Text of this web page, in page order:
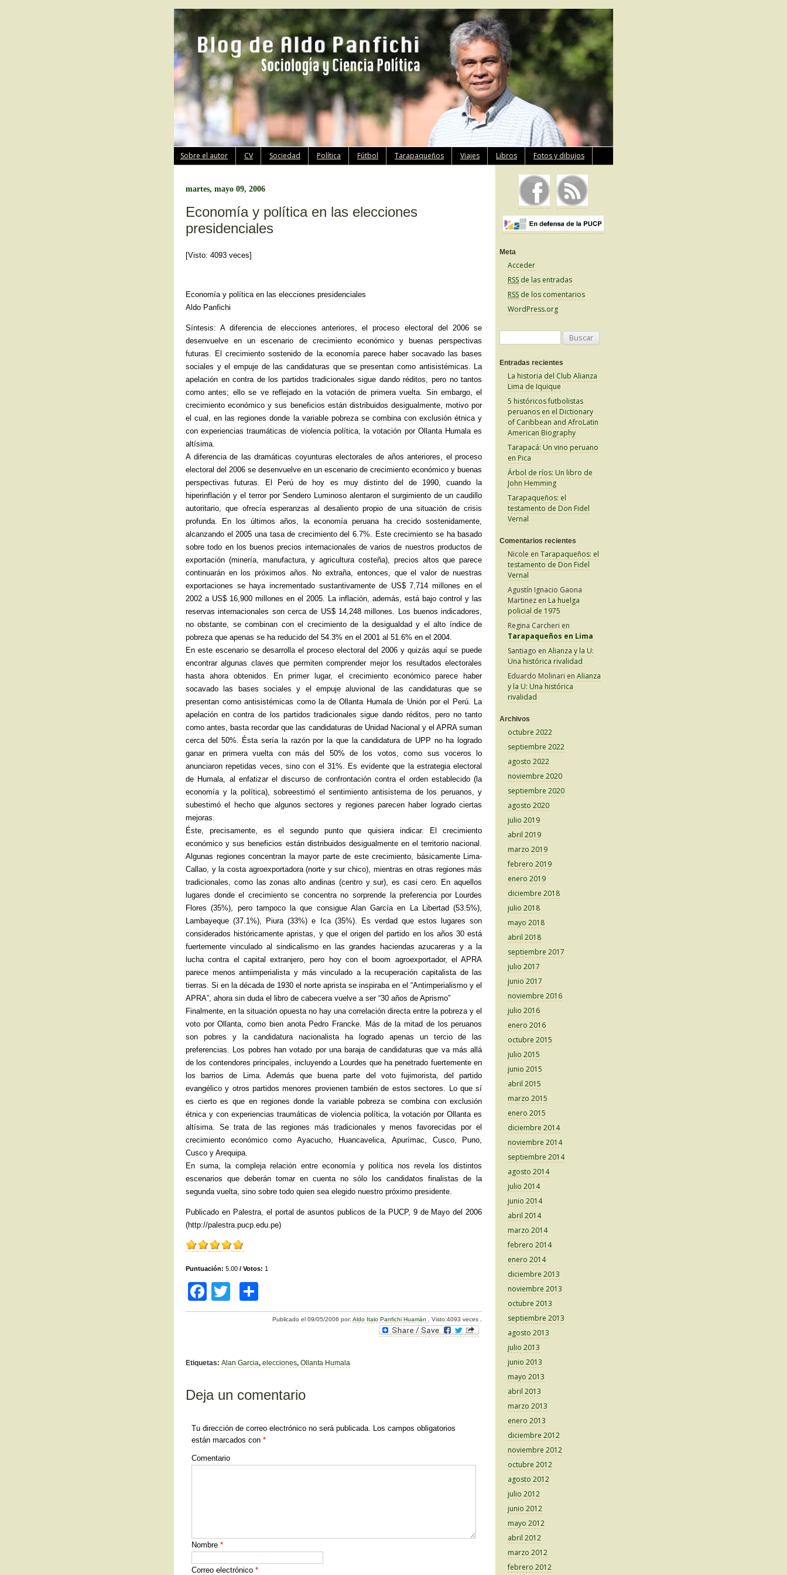
Ir
al
contenido
Sobre el autor CV Sociedad Política Fútbol Tarapaqueños Viajes Libros Fotos y dibujos
martes, mayo 09, 2006
Economía y política en las elecciones
presidenciales
[Visto: 4093 veces]
Economía y política en las elecciones presidenciales
Aldo Panfichi
Síntesis: A diferencia de elecciones anteriores, el proceso electoral del 2006 se
desenvuelve en un escenario de crecimiento económico y buenas perspectivas
futuras. El crecimiento sostenido de la economía parece haber socavado las bases
sociales y el empuje de las candidaturas que se presentan como antisistémicas. La
apelación en contra de los partidos tradicionales sigue dando réditos, pero no tantos
como antes; ello se ve reflejado en la votación de primera vuelta. Sin embargo, el
crecimiento económico y sus beneficios están distribuidos desigualmente, motivo por
el cual, en las regiones donde la variable pobreza se combina con exclusión étnica y
con experiencias traumáticas de violencia política, la votación por Ollanta Humala es
altísima.
A diferencia de las dramáticas coyunturas electorales de años anteriores, el proceso
electoral del 2006 se desenvuelve en un escenario de crecimiento económico y buenas
perspectivas futuras. El Perú de hoy es muy distinto del de 1990, cuando la
hiperinflación y el terror por Sendero Luminoso alentaron el surgimiento de un caudillo
autoritario, que ofrecía esperanzas al desaliento propio de una situación de crisis
profunda. En los últimos años, la economía peruana ha crecido sostenidamente,
alcanzando el 2005 una tasa de crecimiento del 6.7%. Este crecimiento se ha basado
sobre todo en los buenos precios internacionales de varios de nuestros productos de
exportación (minería, manufactura, y agricultura costeña), precios altos que parece
continuarán en los próximos años. No extraña, entonces, que el valor de nuestras
exportaciones se haya incrementado sustantivamente de US$ 7,714 millones en el
2002 a US$ 16,900 millones en el 2005. La inflación, además, está bajo control y las
reservas internacionales son cerca de US$ 14,248 millones. Los buenos indicadores,
no obstante, se combinan con el crecimiento de la desigualdad y el alto índice de
pobreza que apenas se ha reducido del 54.3% en el 2001 al 51.6% en el 2004.
En este escenario se desarrolla el proceso electoral del 2006 y quizás aquí se puede
encontrar algunas claves que permiten comprender mejor los resultados electorales
hasta ahora obtenidos. En primer lugar, el crecimiento económico parece haber
socavado las bases sociales y el empuje aluvional de las candidaturas que se
presentan como antisistémicas como la de Ollanta Humala de Unión por el Perú. La
apelación en contra de los partidos tradicionales sigue dando réditos, pero no tanto
como antes, basta recordar que las candidaturas de Unidad Nacional y el APRA suman
cerca del 50%. Ésta sería la razón por la que la candidatura de UPP no ha logrado
ganar en primera vuelta con más del 50% de los votos, como sus voceros lo
anunciaron repetidas veces, sino con el 31%. Es evidente que la estrategia electoral
de Humala, al enfatizar el discurso de confrontación contra el orden establecido (la
economía y la política), sobreestimó el sentimiento antisistema de los peruanos, y
subestimó el hecho que algunos sectores y regiones parecen haber logrado ciertas
mejoras.
Éste, precisamente, es el segundo punto que quisiera indicar. El crecimiento
económico y sus beneficios están distribuidos desigualmente en el territorio nacional.
Algunas regiones concentran la mayor parte de este crecimiento, básicamente Lima-
Callao, y la costa agroexportadora (norte y sur chico), mientras en otras regiones más
tradicionales, como las zonas alto andinas (centro y sur), es casi cero. En aquellos
lugares donde el crecimiento se concentra no sorprende la preferencia por Lourdes
Flores (35%), pero tampoco la que consigue Alan García en La Libertad (53.5%),
Lambayeque (37.1%), Piura (33%) e Ica (35%). Es verdad que estos lugares son
considerados históricamente apristas, y que el origen del partido en los años 30 está
fuertemente vinculado al sindicalismo en las grandes haciendas azucareras y a la
lucha contra el capital extranjero, pero hoy con el boom agroexportador, el APRA
parece menos antiimperialista y más vinculado a la recuperación capitalista de las
tierras. Si en la década de 1930 el norte aprista se inspiraba en el “Antimperialismo y el
APRA”, ahora sin duda el libro de cabecera vuelve a ser “30 años de Aprismo”
Finalmente, en la situación opuesta no hay una correlación directa entre la pobreza y el
voto por Ollanta, como bien anota Pedro Francke. Más de la mitad de los peruanos
son pobres y la candidatura nacionalista ha logrado apenas un tercio de las
preferencias. Los pobres han votado por una baraja de candidaturas que va más allá
de los contendores principales, incluyendo a Lourdes que ha penetrado fuertemente en
los barrios de Lima. Además que buena parte del voto fujimorista, del partido
evangélico y otros partidos menores provienen también de estos sectores. Lo que sí
es cierto es que en regiones donde la variable pobreza se combina con exclusión
étnica y con experiencias traumáticas de violencia política, la votación por Ollanta es
altísima. Se trata de las regiones más tradicionales y menos favorecidas por el
crecimiento económico como Ayacucho, Huancavelica, Apurímac, Cusco, Puno,
Cusco y Arequipa.
En suma, la compleja relación entre economía y política nos revela los distintos
escenarios que deberán tomar en cuenta no sólo los candidatos finalistas de la
segunda vuelta, sino sobre todo quien sea elegido nuestro próximo presidente.
Publicado en Palestra, el portal de asuntos publicos de la PUCP, 9 de Mayo del 2006
(http://palestra.pucp.edu.pe)
Puntuación: 5.00 / Votos: 1
F
a
b
o
k
wi o
ar
Publicado el09/05/2006 por:Aldo Italo Panfichi Huamán Visto:4093 veces
Etiquetas: Alan Garcia, elecciones, Ollanta Humala
Deja un comentario
Tu dirección de correo electrónico no será publicada. Los campos obligatorios
están marcados con *
Comentario
Nombre *
Correo electrónico *
Meta
Acceder
RSS de las entradas
RSS de los comentarios
WordPress.org
sEntradas recientes
La historia del Club Alianza
Lima de Iquique
5 históricos futbolistas
peruanos en el Dictionary
of Caribbean and AfroLatin
American Biography
Tarapacá: Un vino peruano
en Pica
Árbol de ríos: Un libro de
John Hemming
Tarapaqueños: el
testamento de Don Fidel
Vernal
Comentarios recientes
Nicole enTarapaqueños: el
testamento de Don Fidel
Vernal
Agustín Ignacio Gaona
Martinez en La huelga
policial de 1975
Regina Carcheri en
Tarapaqueños en Lima
Santiago enAlianza y la U:
Una histórica rivalidad
Eduardo Molinari enAlianza
y la U: Una histórica
rivalidad
Archivos
octubre 2022
septiembre 2022
agosto 2022
noviembre 2020
septiembre 2020
agosto 2020
julio 2019
abril 2019
marzo 2019
febrero 2019
enero 2019
diciembre 2018
julio 2018
mayo 2018
abril 2018
septiembre 2017
julio 2017
junio 2017
noviembre 2016
julio 2016
enero 2016
octubre 2015
julio 2015
junio 2015
abril 2015
marzo 2015
enero 2015
diciembre 2014
noviembre 2014
septiembre 2014
agosto 2014
julio 2014
junio 2014
abril 2014
marzo 2014
febrero 2014
enero 2014
diciembre 2013
noviembre 2013
octubre 2013
septiembre 2013
agosto 2013
julio 2013
junio 2013
mayo 2013
abril 2013
marzo 2013
enero 2013
diciembre 2012
noviembre 2012
octubre 2012
agosto 2012
julio 2012
junio 2012
mayo 2012
abril 2012
marzo 2012
febrero 2012